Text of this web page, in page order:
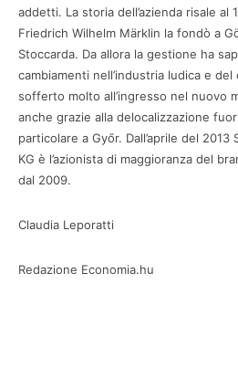
addetti. La storia dell’azienda risale al
Friedrich Wilhelm Märklin la fondò a
Stoccarda. Da allora la gestione ha
cambiamenti nell’industria ludica e
sofferto molto all’ingresso nel nuovo
anche grazie alla delocalizzazione
particolare a Győr. Dall’aprile del 2013
KG è l’azionista di maggioranza del
dal 2009.
Claudia Leporatti
Redazione Economia.hu